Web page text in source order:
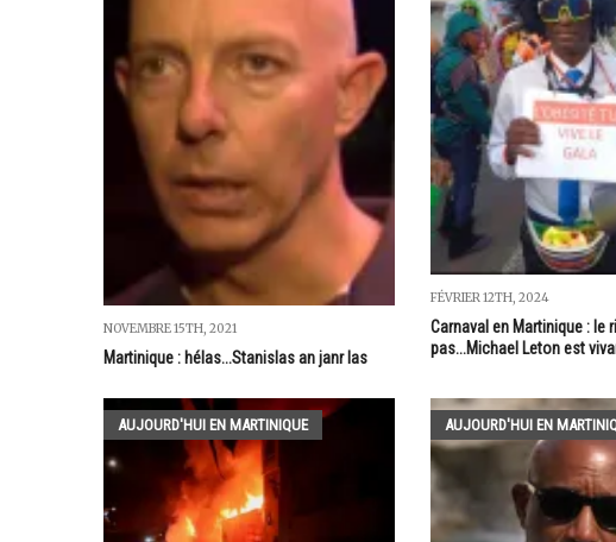
NOVEMBRE 15TH, 2021
Martinique : hélas...Stanislas an janr las
FÉVRIER 12TH, 2024
Carnaval en Martinique : le
pas...Michael Leton est
AUJOURD'HUI EN MARTINIQUE AUJOURD'HUI EN